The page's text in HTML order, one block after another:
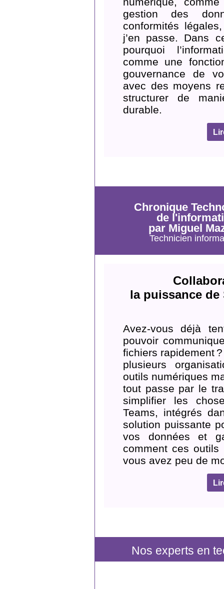
gestion des
conformités
j’en passe. Dans
pourquoi
comme une
gouvernance de
avec des moyens
structurer de
durable.
Chronique
de
par Miguel
Technicien
la puissance de
Avez-vous déjà
pouvoir
fichiers rapidement
plusieurs
outils numériques
tout passe par le
simplifier les
Teams, intégrés
solution puissante
vos données et
comment ces outils
vous avez peu de
Nos experts en